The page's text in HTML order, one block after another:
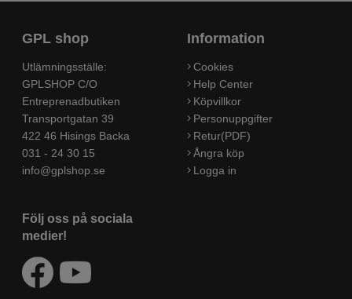
GPL shop
Utlämningsställe:
GPLSHOP C/O
Entreprenadbutiken
Transportgatan 39
422 46 Hisings Backa
031 - 24 30 15
info@gplshop.se
Följ oss på sociala
medier!
Information
Cookies
Help Center
Köpvillkor
Personuppgifter
Retur(PDF)
Ångra köp
Logga in